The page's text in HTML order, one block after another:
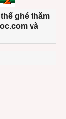
ghé thăm
và